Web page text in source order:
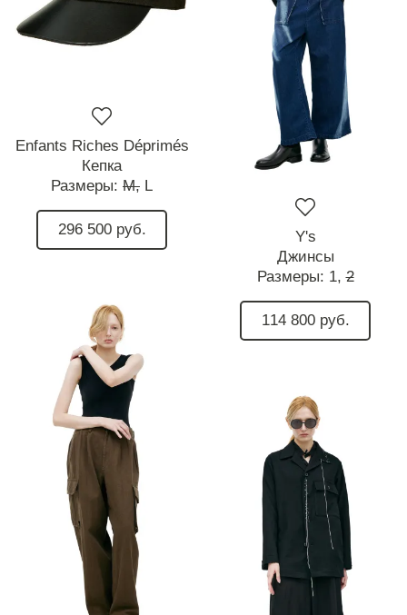
Enfants Riches Déprimés
Кепка
Размеры: M, L
296 500 руб.
Y's
Джинсы
Размеры: 1, 2
114 800 руб.